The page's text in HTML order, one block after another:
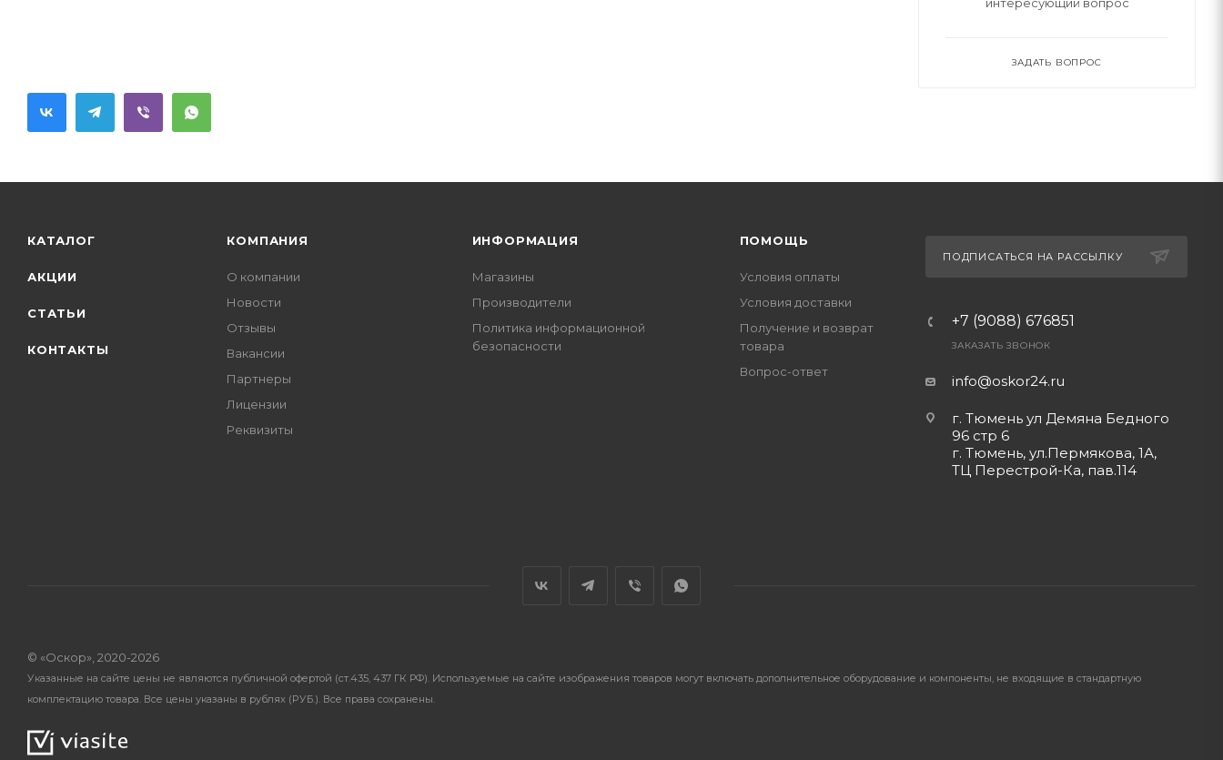
ЗАДАТЬ ВОПРОС
КАТАЛОГ
АКЦИИ
СТАТЬИ
КОНТАКТЫ
КОМПАНИЯ
О компании
Новости
Отзывы
Вакансии
Партнеры
Лицензии
Реквизиты
ИНФОРМАЦИЯ
Магазины
Производители
Политика информационной
безопасности
ПОМОЩЬ
Условия оплаты
Условия доставки
Получение и возврат
товара
Вопрос-ответ
ПОДПИСАТЬСЯ НА РАССЫЛКУ
+7 (9088) 676851
ЗАКАЗАТЬ ЗВОНОК
info@oskor24.ru
г. Тюмень ул Демяна Бедного
96 стр 6
г. Тюмень, ул.Пермякова, 1А,
ТЦ Перестрой-Ка, пав.114
© «Оскор», 2020-2026
Указанные на сайте цены не являются публичной офертой (ст.435, 437 ГК РФ). Используемые на сайте изображения товаров могут включать дополнительное оборудование и компоненты, не входящие в стандартную
комплектацию товара. Все цены указаны в рублях (PУБ.). Все права сохранены.